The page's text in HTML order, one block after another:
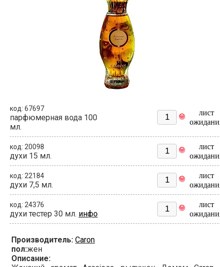
код: 67697
парфюмерная вода 100
мл.
лист
код: 20098
духи 15 мл.
лист
код: 22184
духи 7,5 мл.
лист
код: 24376
духи тестер 30 мл. инфо
лист
Производитель: Caron
пол:жен
Описание: